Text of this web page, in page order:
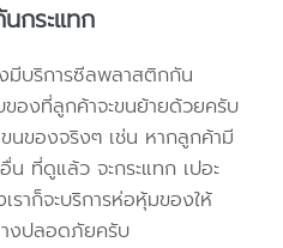
กระแทก
มีบริการซีลพลาสติกกัน
องที่ลูกค้าจะขนย้ายด้วยครับ
นของจริงๆ เช่น หากลูกค้ามี
ที่ดูแล้ว จะกระแทก เปอะ
ราก็จะบริการห่อหุ้มของให้
งปลอดภัยครับ